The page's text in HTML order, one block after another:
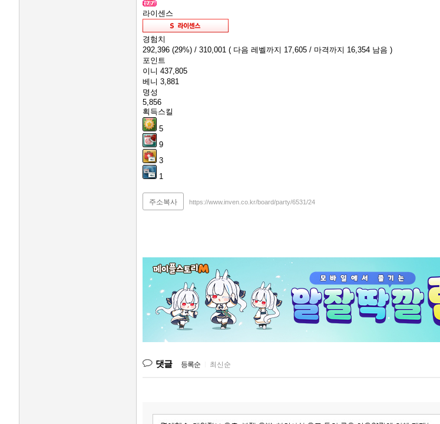
라이센스
경험치
292,396 (29%) / 310,001 ( 다음 레벨까지 17,605 / 마격까지 16,354 남음 )
포인트
이니 437,805
베니 3,881
명성
5,856
획득스킬
5
9
3
1
주소복사 https://www.inven.co.kr/board/party/6531/24
댓글 등록순 최신순